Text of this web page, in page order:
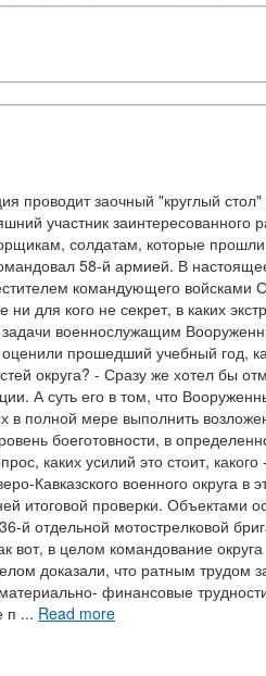
проводит заочный "круглый стол"
участник заинтересованного
солдатам, которые
58-й армией. В
командующего войсками
для кого не секрет, в каких
задачи военнослужащим
прошедший учебный год,
округа? - Сразу же хотел бы
А суть его в том, что
в полной мере выполнить
боеготовности, в
каких усилий это стоит,
Кавказского военного округа в
итоговой проверки. Объектами
й отдельной мотострелковой
вот, в целом командование округа
доказали, что ратным трудом
финансовые
п ... Read more